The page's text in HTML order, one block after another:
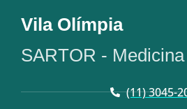
Vila Olímpia
SARTOR -
(11) 3045-